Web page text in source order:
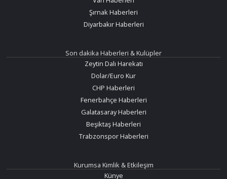
Şırnak Haberleri
Diyarbakır Haberleri
Son dakika Haberleri & Kulüpler
Zeytin Dalı Harekatı
Dolar/Euro Kur
CHP Haberleri
Fenerbahçe Haberleri
Galatasaray Haberleri
Beşiktaş Haberleri
Trabzonspor Haberleri
Kurumsa Kimlik & Etkileşim
Künye